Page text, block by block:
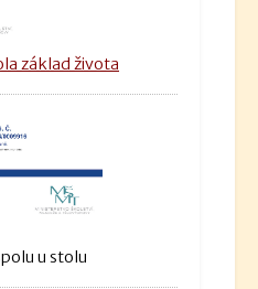
základ života
u stolu